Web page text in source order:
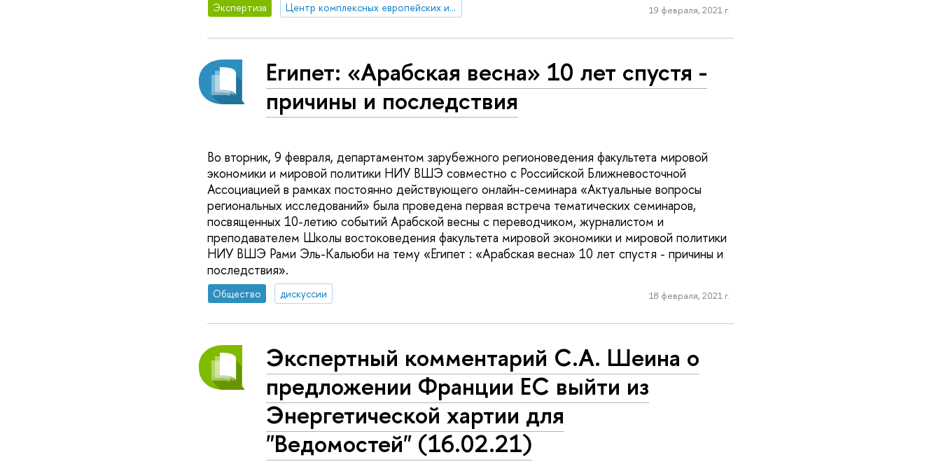
Экспертиза Центр комплексных европейских и международных исследований (ЦКЕМИ) 19 февраля, 2021 г.
Египет: «Арабская весна» 10 лет спустя -
причины и последствия
Во вторник, 9 февраля, департаментом зарубежного регионоведения факультета мировой
экономики и мировой политики НИУ ВШЭ совместно с Российской Ближневосточной
Ассоциацией в рамках постоянно действующего онлайн-семинара «Актуальные вопросы
региональных исследований» была проведена первая встреча тематических семинаров,
посвященных 10-летию событий Арабской весны с переводчиком, журналистом и
преподавателем Школы востоковедения факультета мировой экономики и мировой политики
НИУ ВШЭ Рами Эль-Кальюби на тему «Египет : «Арабская весна» 10 лет спустя - причины и
последствия».
Общество дискуссии 18 февраля, 2021 г.
Экспертный комментарий С.А. Шеина о
предложении Франции ЕС выйти из
Энергетической хартии для
"Ведомостей" (16.02.21)